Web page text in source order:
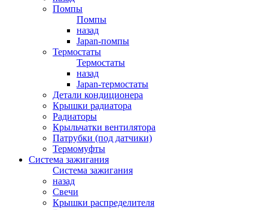
Помпы
Помпы
назад
Japan-помпы
Термостаты
Термостаты
назад
Japan-термостаты
Детали кондиционера
Крышки радиатора
Радиаторы
Крыльчатки вентилятора
Патрубки (под датчики)
Термомуфты
Система зажигания
Система зажигания
назад
Свечи
Крышки распределителя